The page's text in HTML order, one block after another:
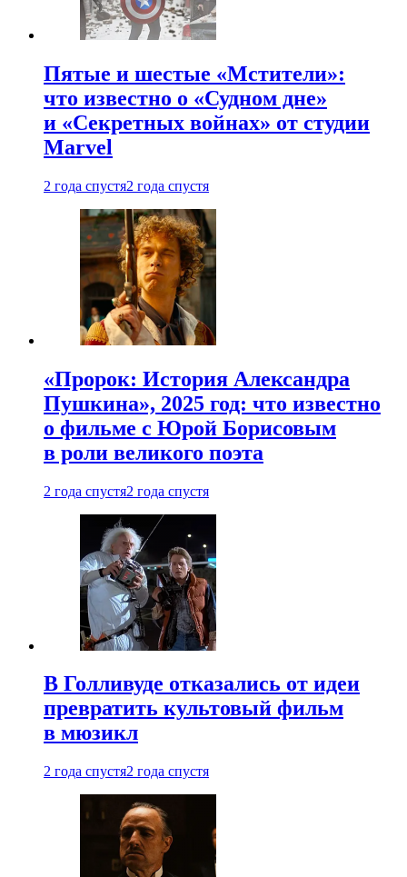
Пятые и шестые «Мстители»:
что известно о «Судном дне»
и «Секретных войнах» от студии
Marvel
2 года спустя2 года спустя
«Пророк: История Александра
Пушкина», 2025 год: что известно
о фильме с Юрой Борисовым
в роли великого поэта
2 года спустя2 года спустя
В Голливуде отказались от идеи
превратить культовый фильм
в мюзикл
2 года спустя2 года спустя